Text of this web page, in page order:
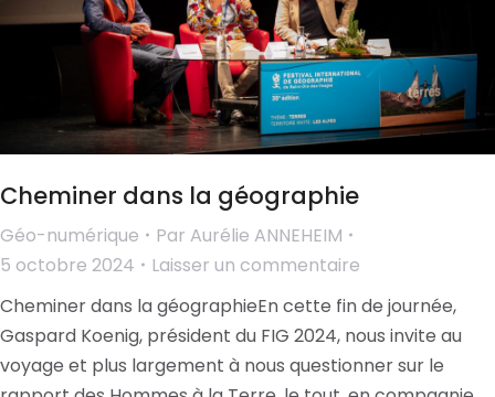
Cheminer dans la géographie
Géo-numérique Par Aurélie ANNEHEIM
5 octobre 2024
Laisser un commentaire
Cheminer dans la géographieEn cette fin de journée,
Gaspard Koenig, président du FIG 2024, nous invite au
voyage et plus largement à nous questionner sur le